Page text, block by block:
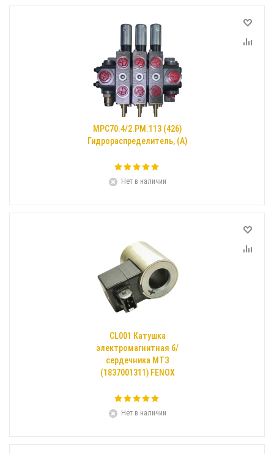
МРС70.4/2.РМ.113 (426)
Гидрораспределитель, (А)
Нет в наличии
CL001 Катушка
электромагнитная б/
сердечника МТЗ
(1837001311) FENOX
Нет в наличии